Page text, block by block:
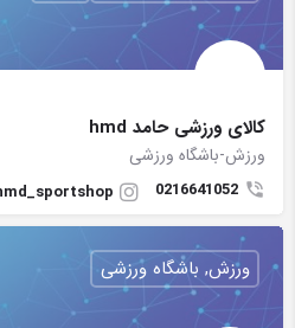
کالای ورزشی حامد hmd
ورزش-باشگاه ورزشی
0216641052
ورزش, باشگاه ورزشی